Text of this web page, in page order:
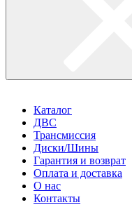
Каталог
ДВС
Трансмиссия
Диски/Шины
Гарантия и возврат
Оплата и доставка
О нас
Контакты